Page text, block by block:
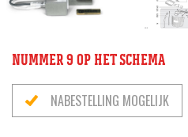
NUMMER 9 OP HET SCHEMA
NABESTELLING MOGELIJK